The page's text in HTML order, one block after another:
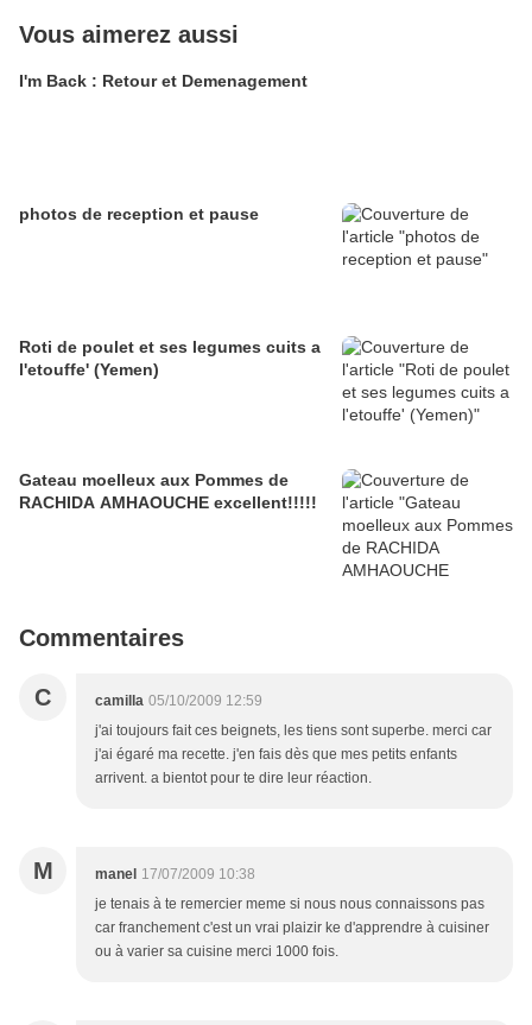
Vous aimerez aussi
I'm Back : Retour et Demenagement
photos de reception et pause
Roti de poulet et ses legumes cuits a
l'etouffe' (Yemen)
Gateau moelleux aux Pommes de
RACHIDA AMHAOUCHE excellent!!!!!
Commentaires
C camilla 05/10/2009 12:59
j'ai toujours fait ces beignets, les tiens sont superbe. merci car
j'ai égaré ma recette. j'en fais dès que mes petits enfants
arrivent. a bientot pour te dire leur réaction.
M manel 17/07/2009 10:38
je tenais à te remercier meme si nous nous connaissons pas
car franchement c'est un vrai plaizir ke d'apprendre à cuisiner
ou à varier sa cuisine merci 1000 fois.